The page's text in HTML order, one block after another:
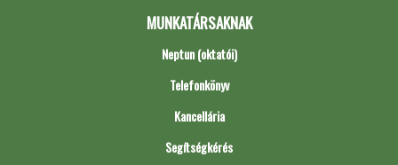
MUNKATÁRSAKNAK
Neptun (oktatói)
Telefonkönyv
Kancellária
Segítségkérés